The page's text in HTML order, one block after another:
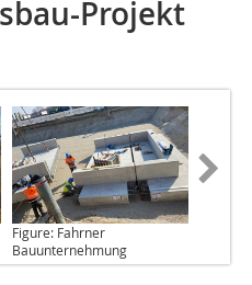
Projekt
Figure: Fahrner
Bauunternehmung